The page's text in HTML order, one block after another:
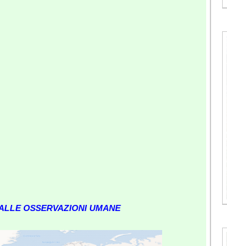
OSSERVAZIONI UMANE